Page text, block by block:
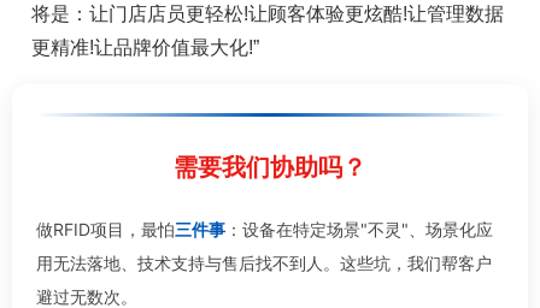
将是：让门店店员更轻松!让顾客体验更炫酷!让管理数据
更精准!让品牌价值最大化!”
需要我们协助吗？
做RFID项目，最怕三件事 ：设备在特定场景"不灵"、场景化应
用无法落地、技术支持与售后找不到人。这些坑，我们帮客户
避过无数次。